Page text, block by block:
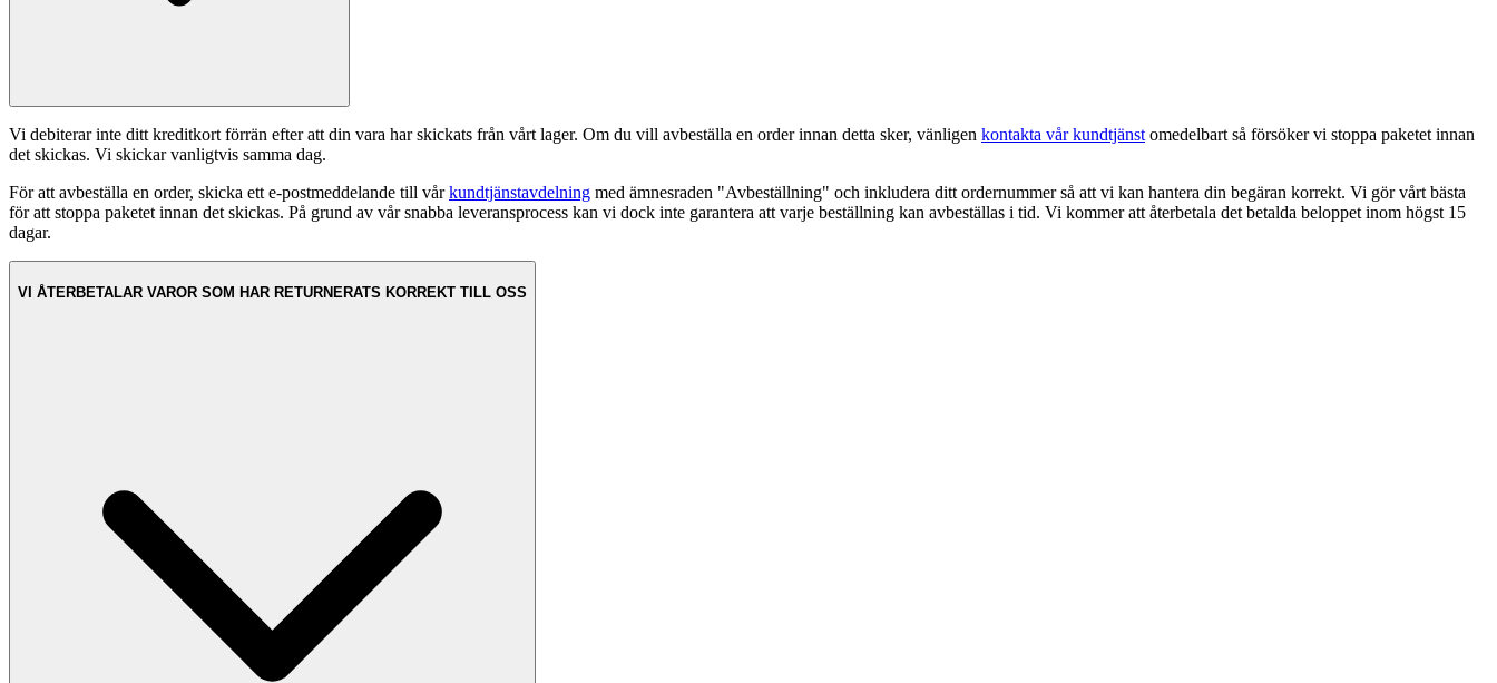
Vi debiterar inte ditt kreditkort förrän efter att din vara har skickats från vårt lager. Om du vill avbeställa en order innan detta sker, vänligen kontakta vår kundtjänst omedelbart så försöker vi stoppa paketet innan
det skickas. Vi skickar vanligtvis samma dag.
För att avbeställa en order, skicka ett e-postmeddelande till vårkundtjänstavdelning med ämnesraden "Avbeställning" och inkludera ditt ordernummer så att vi kan hantera din begäran korrekt. Vi gör vårt bästa
för att stoppa paketet innan det skickas. På grund av vår snabba leveransprocess kan vi dock inte garantera att varje beställning kan avbeställas i tid. Vi kommer att återbetala det betalda beloppet inom högst 15
dagar.
VI ÅTERBETALAR VAROR SOM HAR RETURNERATS KORREKT TILL OSS